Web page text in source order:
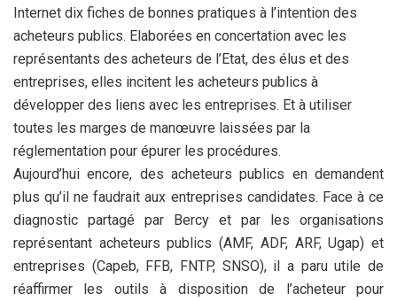
Internet dix fiches de bonnes pratiques à l’intention des
acheteurs publics. Elaborées en concertation avec les
représentants des acheteurs de l’Etat, des élus et des
entreprises, elles incitent les acheteurs publics à
développer des liens avec les entreprises. Et à utiliser
toutes les marges de manœuvre laissées par la
réglementation pour épurer les procédures.
Aujourd’hui encore, des acheteurs publics en demandent
plus qu’il ne faudrait aux entreprises candidates. Face à ce
diagnostic partagé par Bercy et par les organisations
représentant acheteurs publics (AMF, ADF, ARF, Ugap) et
entreprises (Capeb, FFB, FNTP, SNSO), il a paru utile de
réaffirmer les outils à disposition de l’acheteur pour